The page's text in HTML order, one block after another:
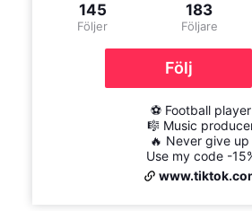
145
Följer
183
Följare
Följ
⚽ Football player
🎼 Music
🔥 Never give up
Use my code -